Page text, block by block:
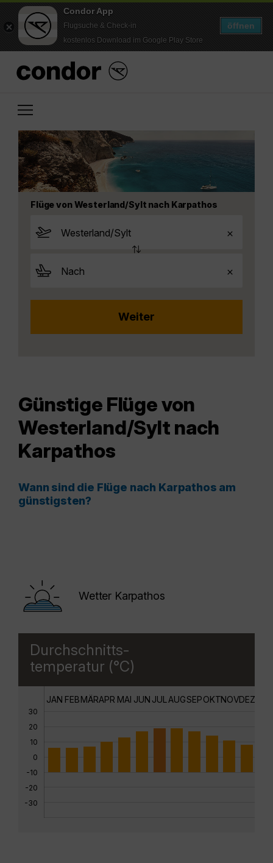
Condor App
Flugsuche & Check-in
kostenlos Download im Google Play Store
öffnen
Flüge von Westerland/Sylt nach Karpathos
Günstige Flüge von
Westerland/Sylt nach
Karpathos
Wann sind die Flüge nach Karpathos am
günstigsten?
Wetter Karpathos
Durchschnitts-
temperatur (°C)
30
20
10
0
-10
-20
-30
JAN FEBMÄRAPR MAI JUN JUL AUGSEPOKTNOVDEZ